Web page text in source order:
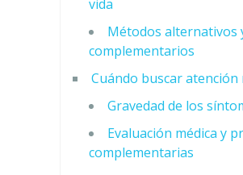
vida
Métodos alternativos
complementarios
Cuándo buscar atención
Gravedad de los
Evaluación médica y
complementarias